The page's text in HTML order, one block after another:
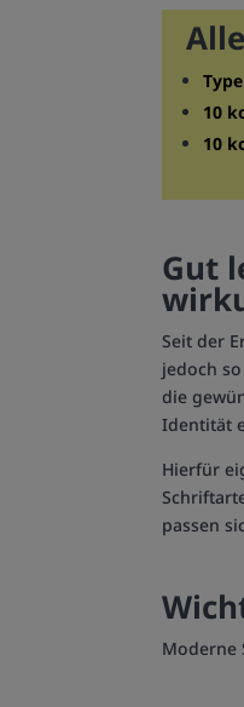
10
10
Gut
Seit der
jedoch
die
Identität
Hierfür
passen
Moderne